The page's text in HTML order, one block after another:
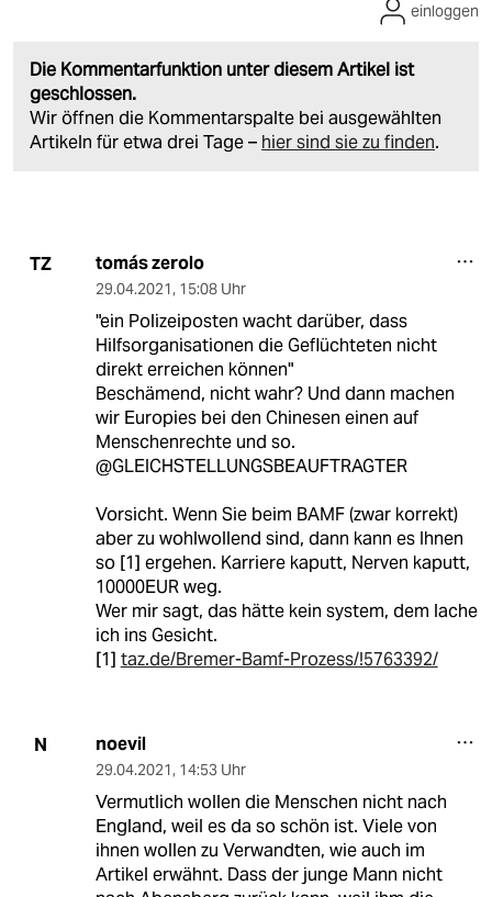
Die Kommentarfunktion unter diesem Artikel ist
geschlossen.
Wir öffnen die Kommentarspalte bei ausgewählten
Artikeln für etwa drei Tage – hier sind sie zu finden.
einloggen
TZ tomás zerolo
29.04.2021, 15:08 Uhr
"ein Polizeiposten wacht darüber, dass
Hilfsorganisationen die Geflüchteten nicht
direkt erreichen können"
Beschämend, nicht wahr? Und dann machen
wir Europies bei den Chinesen einen auf
Menschenrechte und so.
@GLEICHSTELLUNGSBEAUFTRAGTER
Vorsicht. Wenn Sie beim BAMF (zwar korrekt)
aber zu wohlwollend sind, dann kann es Ihnen
so [1] ergehen. Karriere kaputt, Nerven kaputt,
10000EUR weg.
Wer mir sagt, das hätte kein system, dem lache
ich ins Gesicht.
[1] taz.de/Bremer-Bamf-Prozess/!5763392/
N noevil
29.04.2021, 14:53 Uhr
Vermutlich wollen die Menschen nicht nach
England, weil es da so schön ist. Viele von
ihnen wollen zu Verwandten, wie auch im
Artikel erwähnt. Dass der junge Mann nicht